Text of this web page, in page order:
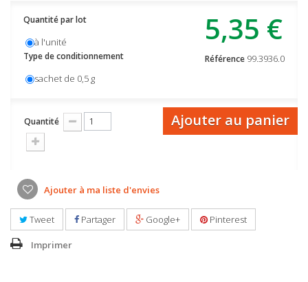
5,35 €
Référence 99.3936.0
Quantité par lot
à l'unité
Type de conditionnement
sachet de 0,5 g
Quantité Ajouter au panier
Ajouter à ma liste d'envies
Tweet Partager Google+ Pinterest
Imprimer